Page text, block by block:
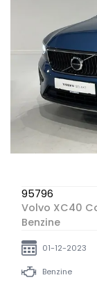
95796
Volvo XC40
Benzine
01-12-2023
Benzine